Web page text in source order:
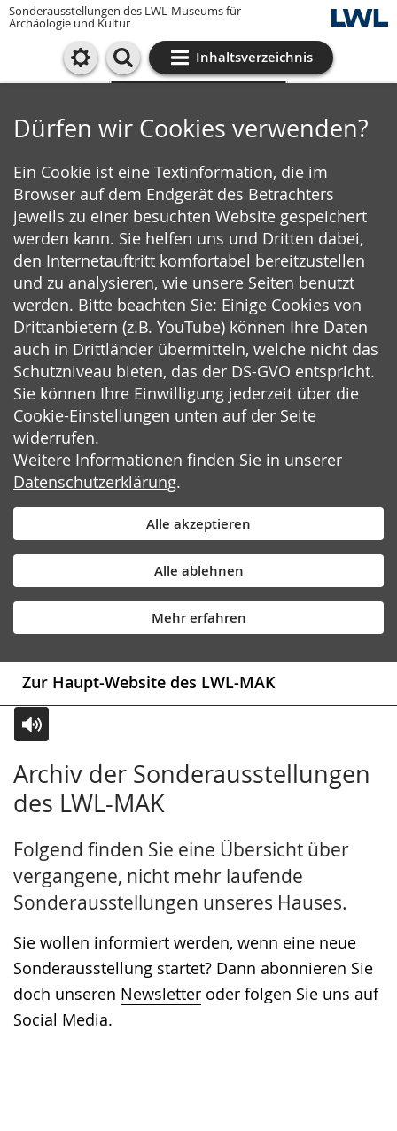
Sonderausstellungen des LWL-Museums für
Archäologie und Kultur
Inhaltsverzeichnis
Cookie-Einstellungen
Dürfen wir Cookies verwenden?
Ein Cookie ist eine Textinformation, die im
Browser auf dem Endgerät des Betrachters
jeweils zu einer besuchten Website gespeichert
werden kann. Sie helfen uns und Dritten dabei,
den Internetauftritt komfortabel bereitzustellen
und zu analysieren, wie unsere Seiten benutzt
werden. Bitte beachten Sie: Einige Cookies von
Drittanbietern (z.B. YouTube) können Ihre Daten
auch in Drittländer übermitteln, welche nicht das
Schutzniveau bieten, das der DS-GVO entspricht.
Sie können Ihre Einwilligung jederzeit über die
Cookie-Einstellungen unten auf der Seite
widerrufen.
Weitere Informationen finden Sie in unserer
Datenschutzerklärung.
Alle akzeptieren
Alle ablehnen
Mehr erfahren
Zur Haupt-Website des LWL-MAK
Archiv der Sonderausstellungen
des LWL-MAK
Folgend finden Sie eine Übersicht über
vergangene, nicht mehr laufende
Sonderausstellungen unseres Hauses.
Sie wollen informiert werden, wenn eine neue
Sonderausstellung startet? Dann abonnieren Sie
doch unseren Newsletter oder folgen Sie uns auf
Social Media.
Leichten
Sprache
Audio-
Unterstützung.
Video
in
Gebärdensprache
wird
angezeigt.